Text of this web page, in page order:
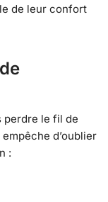
de leur confort
perdre le fil de
d’oublier
: